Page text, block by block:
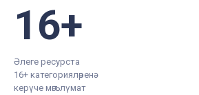
16+
Әлеге ресурста
16+ категорияләренә
керүче мәгълүмат